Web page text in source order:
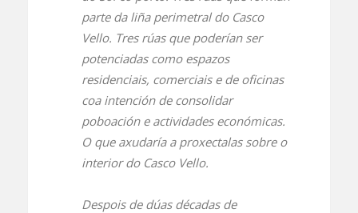
parte da liña perimetral do Casco
Vello. Tres rúas que poderían ser
potenciadas como espazos
residenciais, comerciais e de oficinas
coa intención de consolidar
poboación e actividades económicas.
O que axudaría a proxectalas sobre o
interior do Casco Vello.
Despois de dúas décadas de